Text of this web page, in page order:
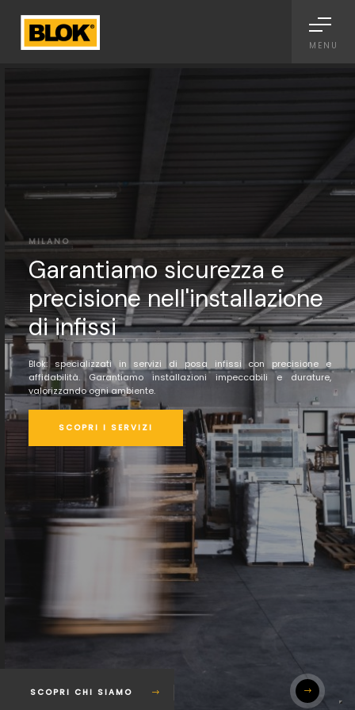
MENU
MILANO
Garantiamo sicurezza e
precisione nell'installazione
di infissi
Blok: specializzati in servizi di posa infissi con precisione e
affidabilità. Garantiamo installazioni impeccabili e durature,
valorizzando ogni ambiente.
SCOPRI I SERVIZI
SCOPRI CHI SIAMO
Informativa sulla raccolta